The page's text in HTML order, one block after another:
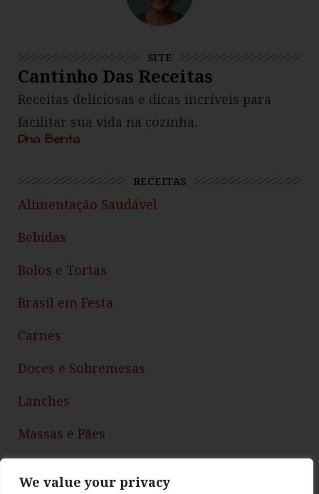
We value your privacy
SITE
Cantinho Das Receitas
Receitas deliciosas e dicas incríveis para
facilitar sua vida na cozinha.
Dna Benta
RECEITAS
Alimentação Saudável
Bebidas
Bolos e Tortas
Brasil em Festa
Carnes
Doces e Sobremesas
Lanches
Massas e Pães